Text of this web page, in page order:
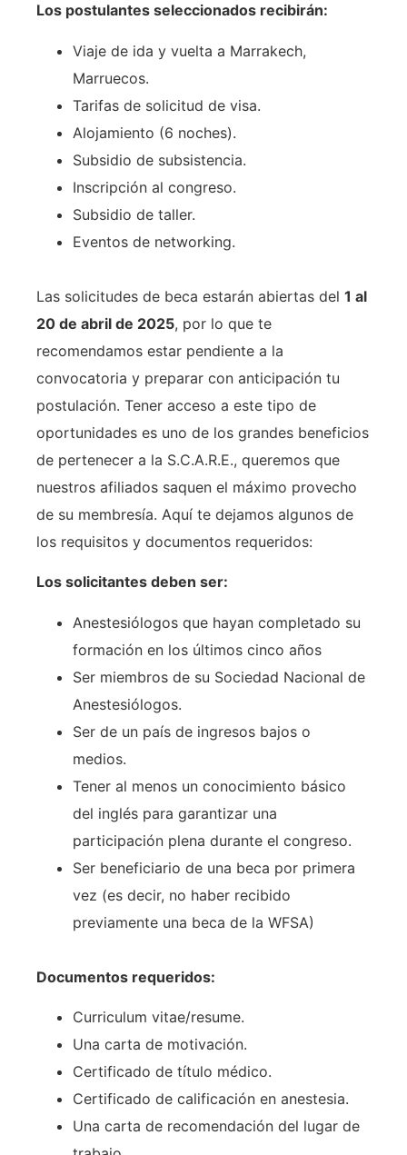
Los postulantes seleccionados recibirán:
Viaje de ida y vuelta a Marrakech,
Marruecos.
Tarifas de solicitud de visa.
Alojamiento (6 noches).
Subsidio de subsistencia.
Inscripción al congreso.
Subsidio de taller.
Eventos de networking.
Las solicitudes de beca estarán abiertas del 1 al
20 de abril de 2025, por lo que te
recomendamos estar pendiente a la
convocatoria y preparar con anticipación tu
postulación. Tener acceso a este tipo de
oportunidades es uno de los grandes beneficios
de pertenecer a la S.C.A.R.E., queremos que
nuestros afiliados saquen el máximo provecho
de su membresía. Aquí te dejamos algunos de
los requisitos y documentos requeridos:
Los solicitantes deben ser:
Anestesiólogos que hayan completado su
formación en los últimos cinco años
Ser miembros de su Sociedad Nacional de
Anestesiólogos.
Ser de un país de ingresos bajos o
medios.
Tener al menos un conocimiento básico
del inglés para garantizar una
participación plena durante el congreso.
Ser beneficiario de una beca por primera
vez (es decir, no haber recibido
previamente una beca de la WFSA)
Documentos requeridos:
Curriculum vitae/resume.
Una carta de motivación.
Certificado de título médico.
Certificado de calificación en anestesia.
Una carta de recomendación del lugar de